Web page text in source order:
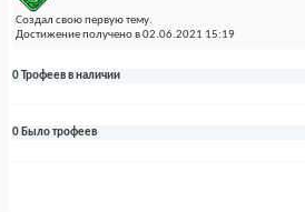
Создал свою первую тему.
Достижение получено в 02.06.2021 15:19
0 Трофеев в наличии
0 Было трофеев